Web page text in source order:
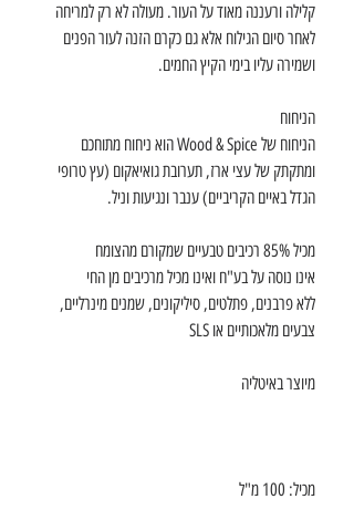
קלילה ורעננה מאוד על העור. מעולה לא רק למריחה
לאחר סיום הגילוח אלא גם כקרם הזנה לעור הפנים
ושמירה עליו בימי הקיץ החמים.
הניחוח
הניחוח של Wood & Spice הוא ניחוח מתוחכם
ומתקתק של עצי ארז, תערובת גואיאקום (עץ טרופי
הגדל באיים הקריביים) ענבר ונגיעות וניל.
מכיל 85% רכיבים טבעיים שמקורם מהצומח
אינו נוסה על בע"ח ואינו מכיל מרכיבים מן החי
ללא פרבנים, פתלטים, סיליקונים, שמנים מינרליים,
צבעים מלאכותיים או SLS
מיוצר באיטליה
מכיל: 100 מ"ל